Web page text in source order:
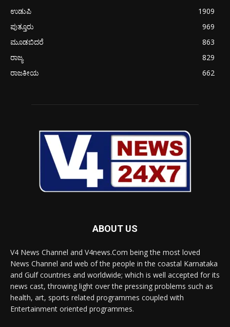
ಉಡುಪಿ
1909
ಪುತ್ತೂರು
969
ಮೂಡಬಿದರೆ
863
ರಾಜ್ಯ
829
ರಾಜಕೀಯ
662
ABOUT US
V4 News Channel and V4news.Com being the most loved
News Channel and web of the people in the coastal Karnataka
and Gulf countries and worldwide; which is well accepted for its
news cast, throwing light over the pressing problems such as
health, art, sports related programmes coupled with
Entertainment oriented programmes.